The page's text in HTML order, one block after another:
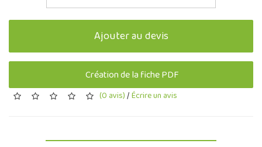
Ajouter au devis
Création de la fiche PDF
(0 avis)/Écrire un avis